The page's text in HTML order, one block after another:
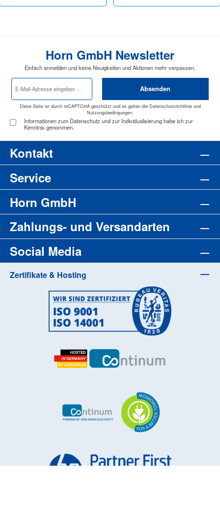
Horn GmbH Newsletter
Einfach anmelden und keine Neuigkeiten und Aktionen mehr verpassen.
E-
Mail-
*
Absenden
Diese Seite ist durch reCAPTCHA geschützt und es gelten die Datenschutzrichtlinieund
Nutzungsbedingungen.
Informationen zum Datenschutz und zur Individualisierung habe ich zur
Kenntnis genommen.
Kontakt
Service
Horn GmbH
Zahlungs- und Versandarten
Social Media
Zertifikate & Hosting